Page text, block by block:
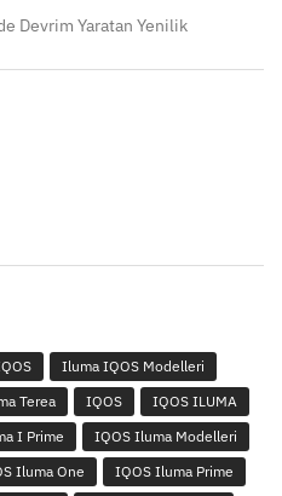
Devrim Yaratan Yenilik
Iluma IQOS Modelleri
Terea IQOS
IQOS ILUMA
I Prime
IQOS Iluma Modelleri
Iluma One
IQOS Iluma Prime